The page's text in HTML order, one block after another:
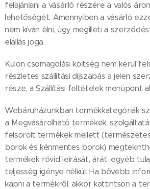
felajánlani a vásárló részére a valós
lehetőségét. Amennyiben a vásárló
nem kíván élni, úgy megilleti a
elállás joga.
Külön csomagolási költség nem kerül
részletes szállítási díjszabás a jelen
része, a Szállítási feltételek menüpont
Webáruházunkban termékkategóriák
a Megvásárolható termékek,
felsorolt termékek mellett
borok és kénmentes borok)
termékek rövid leírását, árát, egyéb
teljesség igénye nélkül. Ha bővebb
kapni a termékről, akkor kattintson a